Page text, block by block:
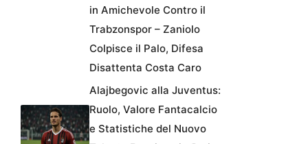
in Amichevole Contro il
Trabzonspor – Zaniolo
Colpisce il Palo, Difesa
Disattenta Costa Caro
Alajbegovic alla Juventus:
Ruolo, Valore Fantacalcio
e Statistiche del Nuovo